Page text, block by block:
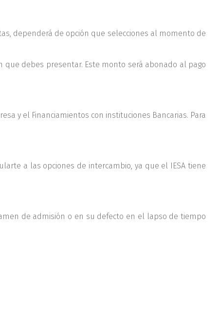
dependerá de opción que selecciones al momento de
debes presentar. Este monto será abonado al pago
y el Financiamientos con instituciones Bancarias. Para
a las opciones de intercambio, ya que el IESA tiene
de admisión o en su defecto en el lapso de tiempo